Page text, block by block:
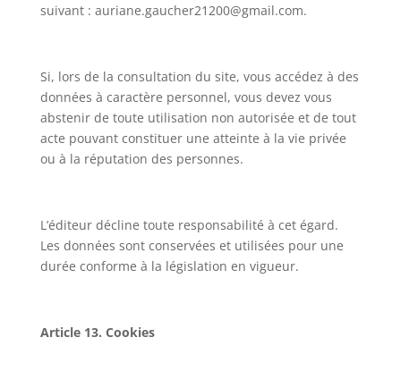
suivant : auriane.gaucher21200@gmail.com.
Si, lors de la consultation du site, vous accédez à des
données à caractère personnel, vous devez vous
abstenir de toute utilisation non autorisée et de tout
acte pouvant constituer une atteinte à la vie privée
ou à la réputation des personnes.
L’éditeur décline toute responsabilité à cet égard.
Les données sont conservées et utilisées pour une
durée conforme à la législation en vigueur.
Article 13. Cookies